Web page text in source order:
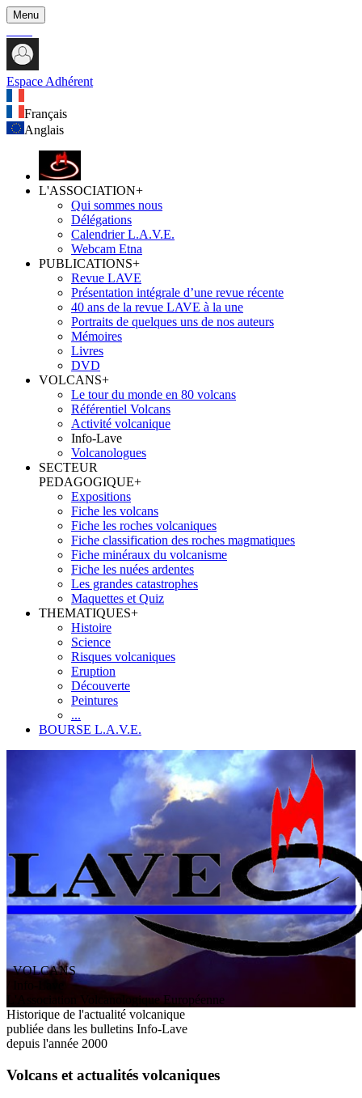
Menu
Espace Adhérent
Français
Anglais
L'ASSOCIATION+
Qui sommes nous
Délégations
Calendrier L.A.V.E.
Webcam Etna
PUBLICATIONS+
Revue LAVE
Présentation intégrale d’une revue récente
40 ans de la revue LAVE à la une
Portraits de quelques uns de nos auteurs
Mémoires
Livres
DVD
VOLCANS+
Le tour du monde en 80 volcans
Référentiel Volcans
Activité volcanique
Info-Lave
Volcanologues
SECTEUR
PEDAGOGIQUE+
Expositions
Fiche les volcans
Fiche les roches volcaniques
Fiche classification des roches magmatiques
Fiche minéraux du volcanisme
Fiche les nuées ardentes
Les grandes catastrophes
Maquettes et Quiz
THEMATIQUES+
Histoire
Science
Risques volcaniques
Eruption
Découverte
Peintures
...
BOURSE L.A.V.E.
VOLCANS
ssociation V olcanologiqueEuropéenne
Historique de l'actualité volcanique
publiée dans les bulletins Info-Lave
depuis l'année 2000
Volcans et actualités volcaniques